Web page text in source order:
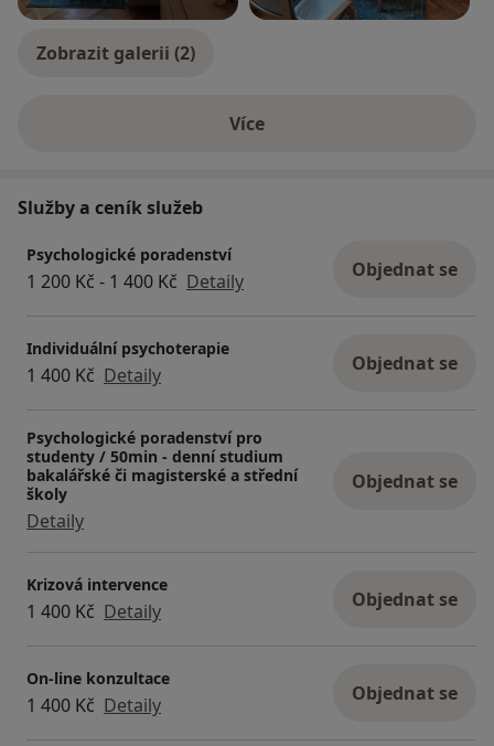
Zobrazit galerii (2)
Víceo zkušenostech
Služby a ceník služeb
Psychologické poradenství
1 200 Kč - 1 400 Kč Detaily Objednat se
Individuální psychoterapie
1 400 Kč Detaily Objednat se
Psychologické poradenství pro
studenty / 50min - denní studium
bakalářské či magisterské a střední
školy
Detaily
Objednat se
Krizová intervence
1 400 Kč Detaily Objednat se
On-line konzultace
1 400 Kč Detaily Objednat se